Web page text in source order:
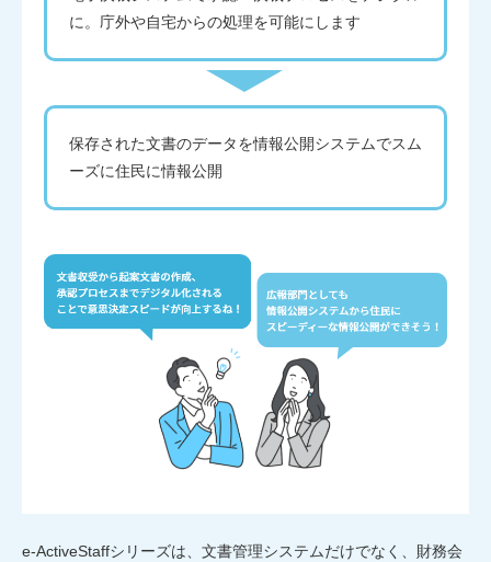
に。庁外や自宅からの処理を可能にします
保存された文書のデータを情報公開システムでスム
ーズに住民に情報公開
e-ActiveStaffシリーズは、文書管理システムだけでなく、財務会